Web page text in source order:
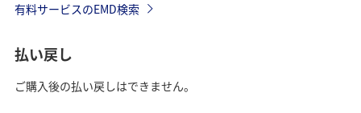
有料サービスのEMD検索
払い戻し
ご購入後の払い戻しはできません。